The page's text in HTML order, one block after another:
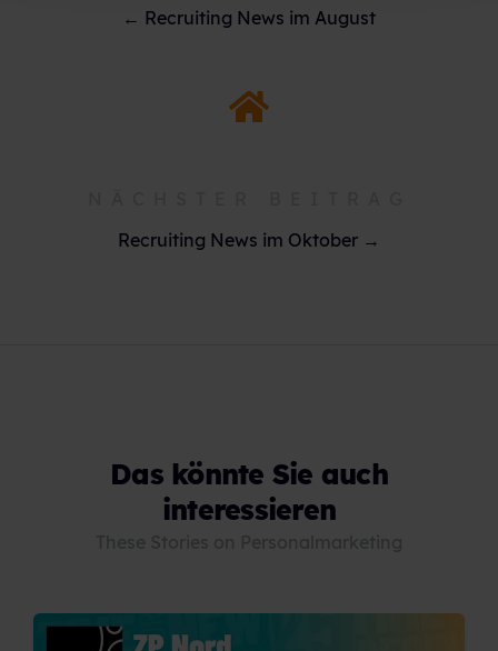
← Recruiting News im August
Recruiting News im Oktober →
Das könnte Sie auch
interessieren